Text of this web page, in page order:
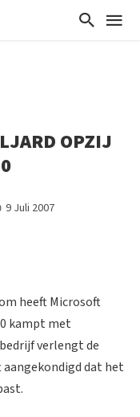
OPZIJ
9 Juli 2007
heeft Microsoft
kampt met
verlengt de
dat het